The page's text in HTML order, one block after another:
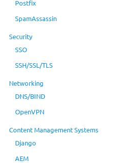
Postfix
SpamAssassin
Security
SSO
SSH/SSL/TLS
Networking
DNS/BIND
OpenVPN
Content Management Systems
Django
AEM